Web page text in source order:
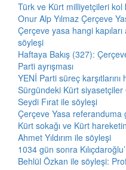
Türk ve Kürt milliyetçileri kol
Onur Alp Yılmaz Çerçeve
Çerçeve yasa hangi
söyleşi
Haftaya Bakış (327):
Parti ayrışması
YENİ Parti süreç karşıtlarını
Sürgündeki Kürt siyasetçiler
Seydi Fırat ile söyleşi
Çerçeve Yasa referanduma
Kürt sokağı ve Kürt
Ahmet Yıldırım ile söyleşi
1034 gün sonra
Behlül Özkan ile söyleşi: